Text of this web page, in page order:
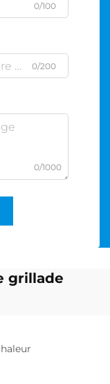
0/100
0/200
0/1000
grillade